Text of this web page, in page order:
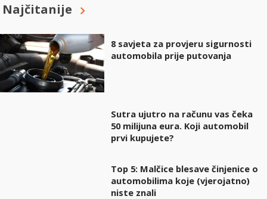
Najčitanije
8 savjeta za provjeru sigurnosti
automobila prije putovanja
Sutra ujutro na računu vas čeka
50 milijuna eura. Koji automobil
prvi kupujete?
Top 5: Malčice blesave činjenice o
automobilima koje (vjerojatno)
niste znali